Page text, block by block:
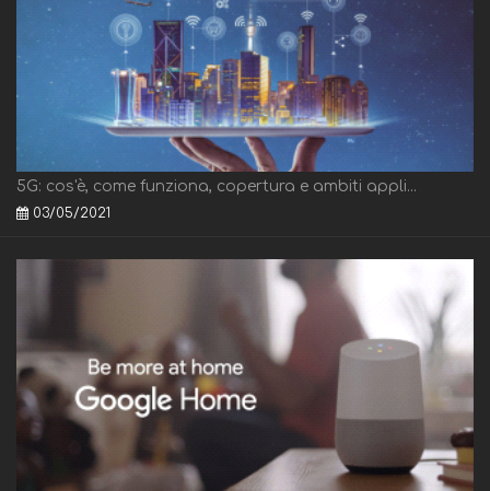
5G: cos'è, come funziona, copertura e ambiti appli...
03/05/2021